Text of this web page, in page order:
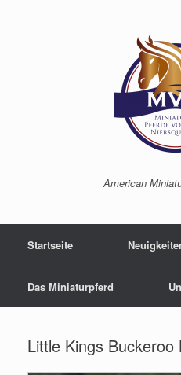
American
Startseite
Das Miniaturpferd
Little Kings Buckeroo